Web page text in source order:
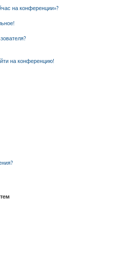
на конференции»?
на конференцию!